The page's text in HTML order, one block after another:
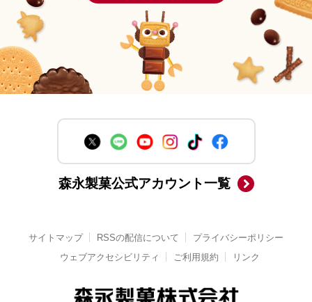
森永製菓公式アカウント一覧
サイトマップ RSSの配信について
プライバシーポリシー
ウェブアクセシビリティ
ご利用規約 リンク